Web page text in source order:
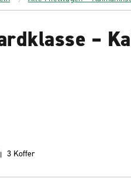
–
3 Koffer